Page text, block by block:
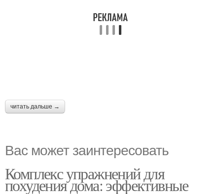
читать дальше →
Вас может заинтересовать
Комплекс упражнений для
похудения дома: эффективные